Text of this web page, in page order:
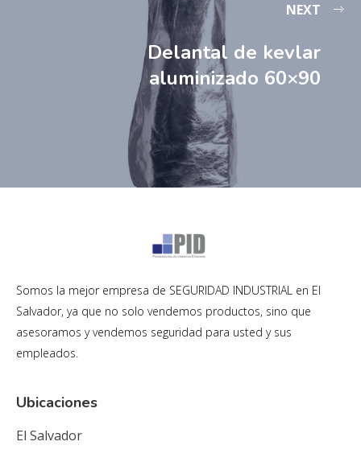
NEXT
Delantal de kevlar
aluminizado 60×90
Somos la mejor empresa de SEGURIDAD INDUSTRIAL en El
Salvador, ya que no solo vendemos productos, sino que
asesoramos y vendemos seguridad para usted y sus
empleados.
Ubicaciones
El Salvador